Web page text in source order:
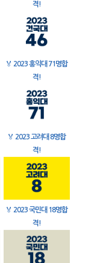
격!
🏅 2023 홍익대 71명합
격!
🏅 2023 고려대 8명합
격!
🏅 2023 국민대 18명합
격!